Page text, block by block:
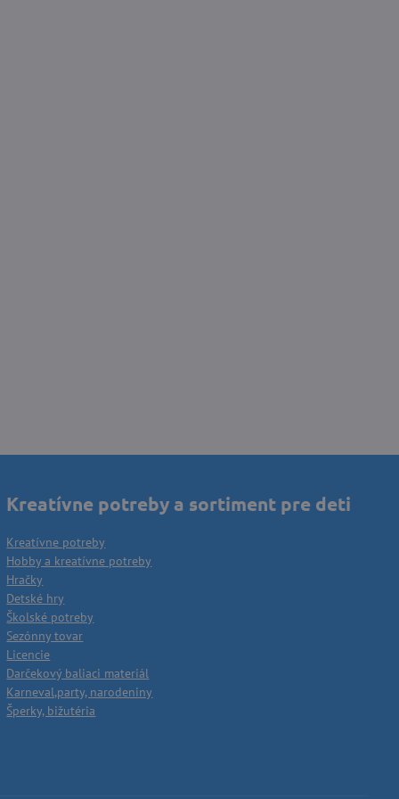
Kreatívne potreby a sortiment pre deti
Kreatívne potreby
Hobby a kreatívne potreby
Hračky
Detské hry
Školské potreby
Sezónny tovar
Licencie
Darčekový baliaci materiál
Karneval,party, narodeniny
Šperky, bižutéria